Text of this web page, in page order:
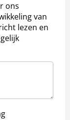
ons
van
lezen en